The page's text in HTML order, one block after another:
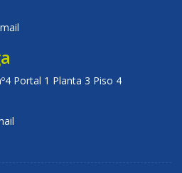
Portal 1 Planta 3 Piso 4